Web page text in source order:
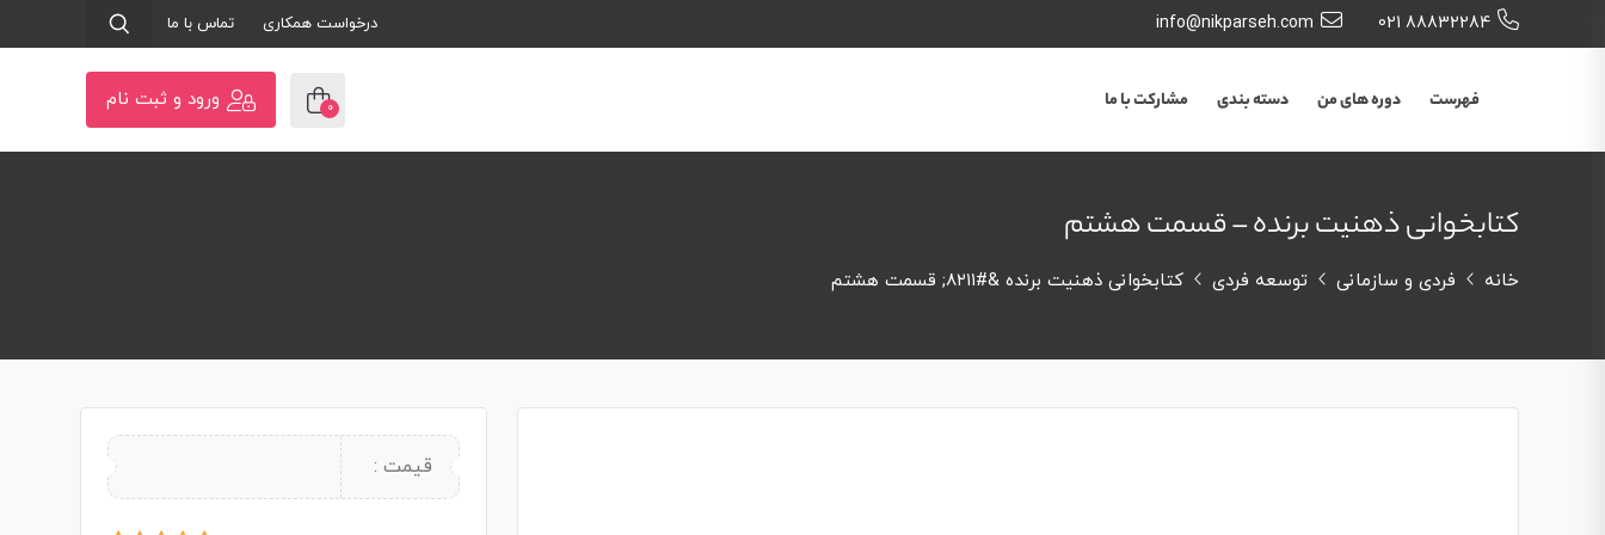
88832284 021
info@nikparseh.com درخواست همکاری تماس با ما
فهرست دوره های من دسته بندی مشارکت با ما 0 ورود و ثبت نام
کتابخوانی ذهنیت برنده – قسمت هشتم
خانه فردی و سازمانی توسعه فردی کتابخوانی ذهنیت برنده &#۸۲۱۱; قسمت هشتم
قیمت :